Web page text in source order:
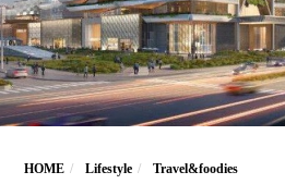
HOME Lifestyle Travel&foodies